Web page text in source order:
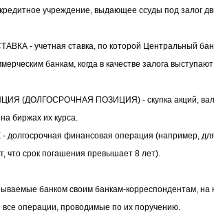
учреждение, выдающее ссуды под залог
- учетная ставка, по которой Центральный
банкам, когда в качестве залога
(ДОЛГОСРОЧНАЯ ПОЗИЦИЯ) - скупка акций,
биржах их курса.
финансовая операция (например,
что срок погашения превышает 8 лет).
банком своим банкам-корреспондентам, на
операции, проводимые по их поручению.